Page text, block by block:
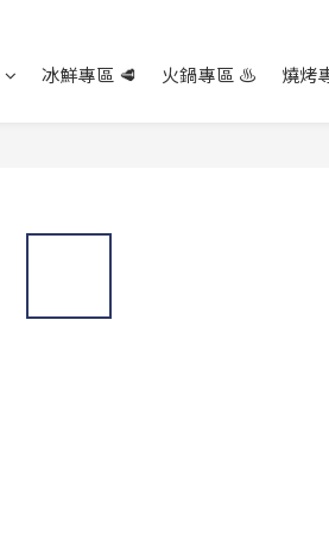
冰鮮專區 🥩 火鍋專區 ♨️ 燒烤